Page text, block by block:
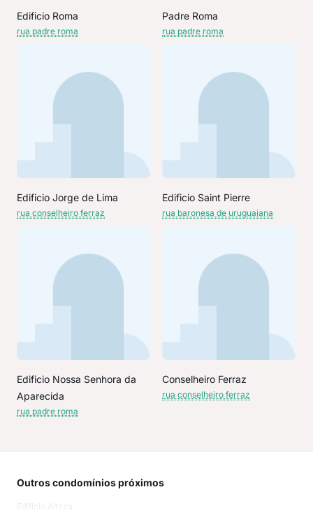
Edificio Roma
rua padre roma
Padre Roma
rua padre roma
Edificio Jorge de Lima
rua conselheiro ferraz
Edificio Saint Pierre
rua baronesa de uruguaiana
Edificio Nossa Senhora da
Aparecida
rua padre roma
Conselheiro Ferraz
rua conselheiro ferraz
Outros condomínios próximos
Edifício Alteza